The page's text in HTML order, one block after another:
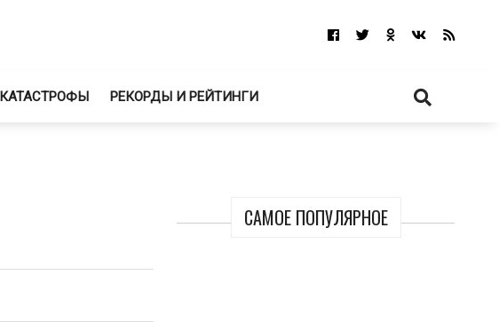
КАТАСТРОФЫ РЕКОРДЫ И РЕЙТИНГИ
САМОЕ ПОПУЛЯРНОЕ